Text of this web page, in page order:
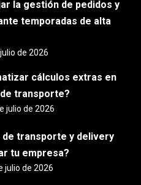
la gestión de pedidos y
temporadas de alta
de 2026
cálculos extras en
transporte?
julio de 2026
transporte y delivery
tu empresa?
julio de 2026